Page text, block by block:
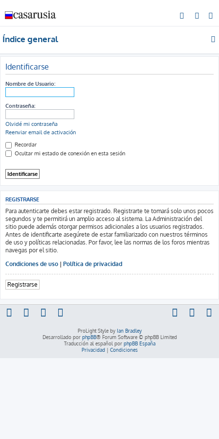
u
r
Índice general
Identificarse
Nombre de Usuario:
Contraseña:
Olvidé mi contraseña
Reenviar email de activación
Recordar
Ocultar mi estado de conexión en esta sesión
REGISTRARSE
Para autenticarte debes estar registrado. Registrarte te tomará solo unos pocos
segundos y te permitirá un amplio acceso al sistema. La Administración del
sitio puede además otorgar permisos adicionales a los usuarios registrados.
Antes de identificarte asegúrete de estar familiarizado con nuestros términos
de uso y políticas relacionadas. Por favor, lee las normas de los foros mientras
navegas por el sitio.
Condiciones de uso | Política de privacidad
Registrarse
ProLight Style by Ian Bradley
Desarrollado por phpBB® Forum Software © phpBB Limited
Traducción al español por phpBB España
Privacidad| Condiciones